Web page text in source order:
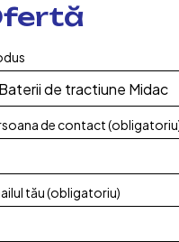
de contact
tău (obligatoriu)